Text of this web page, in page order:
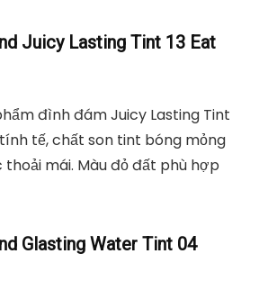
Juicy Lasting Tint 13 Eat
đình đám Juicy Lasting Tint
tế, chất son tint bóng mỏng
thoải mái. Màu đỏ đất phù hợp
Glasting Water Tint 04